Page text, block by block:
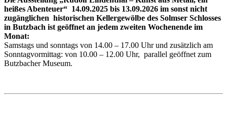
heißes Abenteuer“ 14.09.2025 bis 13.09.2026 im sonst nicht
zugänglichen historischen Kellergewölbe des Solmser Schlosses
in Butzbach ist geöffnet an jedem zweiten Wochenende im
Monat:
Samstags und sonntags von 14.00 – 17.00 Uhr und zusätzlich am
Sonntagvormittag: von 10.00 – 12.00 Uhr, parallel geöffnet zum
Butzbacher Museum.